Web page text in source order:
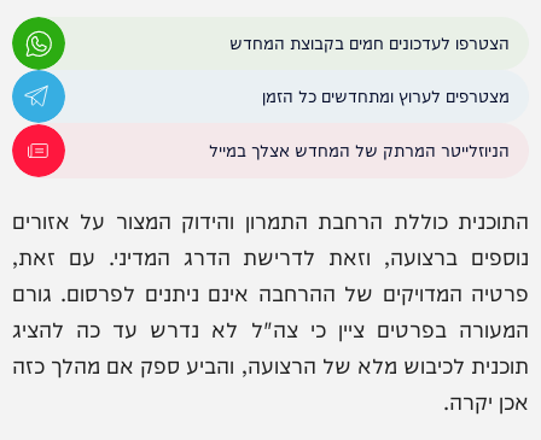
הצטרפו לעדכונים חמים בקבוצת המחדש
מצטרפים לערוץ ומתחדשים כל הזמן
הניוזלייטר המרתק של המחדש אצלך במייל
התוכנית כוללת הרחבת התמרון והידוק המצור על אזורים
נוספים ברצועה, וזאת לדרישת הדרג המדיני. עם זאת,
פרטיה המדויקים של ההרחבה אינם ניתנים לפרסום. גורם
המעורה בפרטים ציין כי צה"ל לא נדרש עד כה להציג
תוכנית לכיבוש מלא של הרצועה, והביע ספק אם מהלך כזה
אכן יקרה.